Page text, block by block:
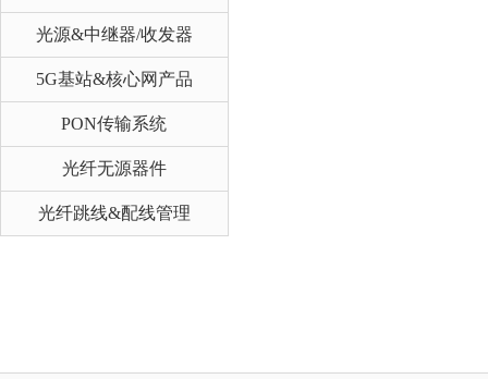
光源&中继器/收发器
5G基站&核心网产品
PON传输系统
光纤无源器件
光纤跳线&配线管理